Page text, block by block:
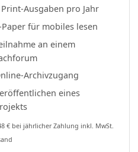
Ausgaben pro Jahr
Paper für mobiles lesen
an einem
Archivzugang
eines
€ bei jährlicher Zahlung inkl. MwSt.